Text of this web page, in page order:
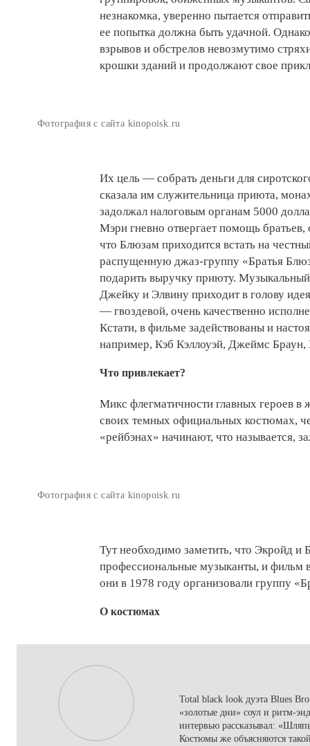
незнакомка, уверенно пытается
ее попытка должна быть удачной.
взрывов и обстрелов невозмутимо
крошки зданий и продолжают свое
Фотография с сайта kinopoisk.ru
Их цель — собрать деньги для
сказала им служительница приюта,
задолжал налоговым органам 5000
Мэри гневно отвергает помощь
что Блюзам приходится встать на
распущенную джаз-группу «Братья
подарить выручку приюту.
Джейку и Элвину приходит в голову
— гвоздевой, очень качественно
Кстати, в фильме задействованы и
например, Кэб Кэллоуэй, Джеймс Браун,
Что привлекает?
Микс флегматичности главных героев в
своих темных официальных костюмах,
«рейбэнах» начинают, что называется,
Фотография с сайта kinopoisk.ru
Тут необходимо заметить, что Экройд
профессиональные музыканты, и фильм
они в 1978 году организовали группу
О костюмах
Total black look дуэта Blues
«золотые дни» соул и ритм-
интервью рассказывал:
Костюмы же объясняются